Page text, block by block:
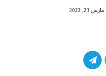
مارس 23, 2022